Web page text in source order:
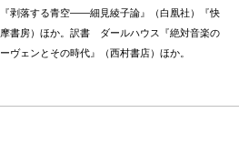
『剥落する青空——細見綾子論』（白凰社）『快
書房）ほか。訳書 ダールハウス『絶対音楽の
ヴェンとその時代』（西村書店）ほか。